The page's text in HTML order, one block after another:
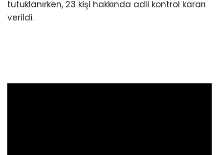
tutuklanırken, 23 kişi hakkında adli kontrol kararı
verildi.